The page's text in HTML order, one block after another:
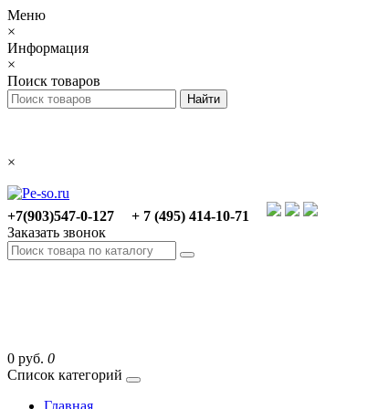
Меню
×
Информация
×
Поиск товаров
×
+7(903)547-0-127
+ 7 (495) 414-10-71
Заказать звонок
0 руб. 0
Список категорий
Главная